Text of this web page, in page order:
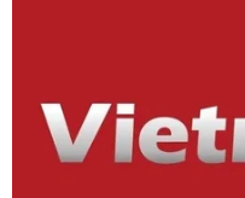
03/08/2026 13:04